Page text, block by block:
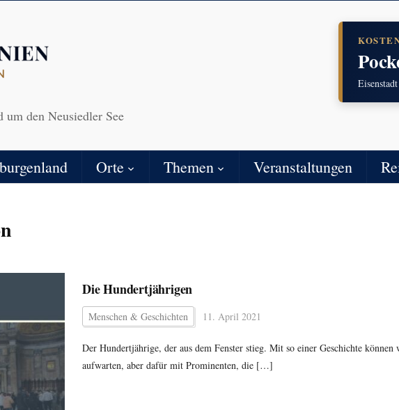
den Neusiedler See
Orte Themen Veranstaltungen
Die Hundertjährigen
Menschen & Geschichten 11. April 2021
Der Hundertjährige, der aus dem Fenster stieg. Mit so einer Geschichte
aufwarten, aber dafür mit Prominenten, die […]